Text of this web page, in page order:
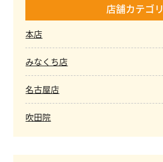
店舗カテゴリ
本店
みなくち店
名古屋店
吹田院